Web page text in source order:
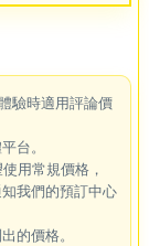
驗時適用評論價
台。
用常規價格，
我們的預訂中心
的價格。